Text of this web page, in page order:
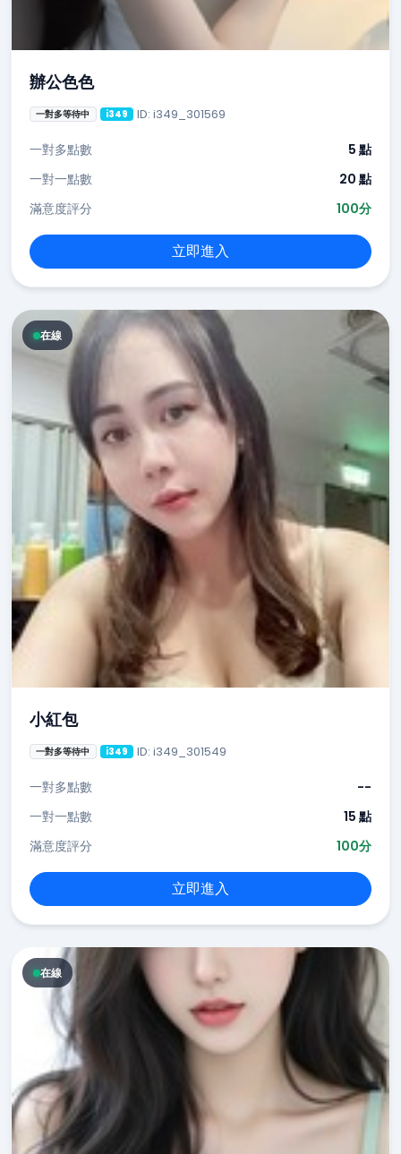
辦公色色
一對多等待中 i349 ID: i349_301569
一對多點數
5 點
一對一點數
20 點
滿意度評分
100分
立即進入
在線
小紅包
一對多等待中 i349 ID: i349_301549
一對多點數
--
一對一點數
15 點
滿意度評分
100分
立即進入
在線